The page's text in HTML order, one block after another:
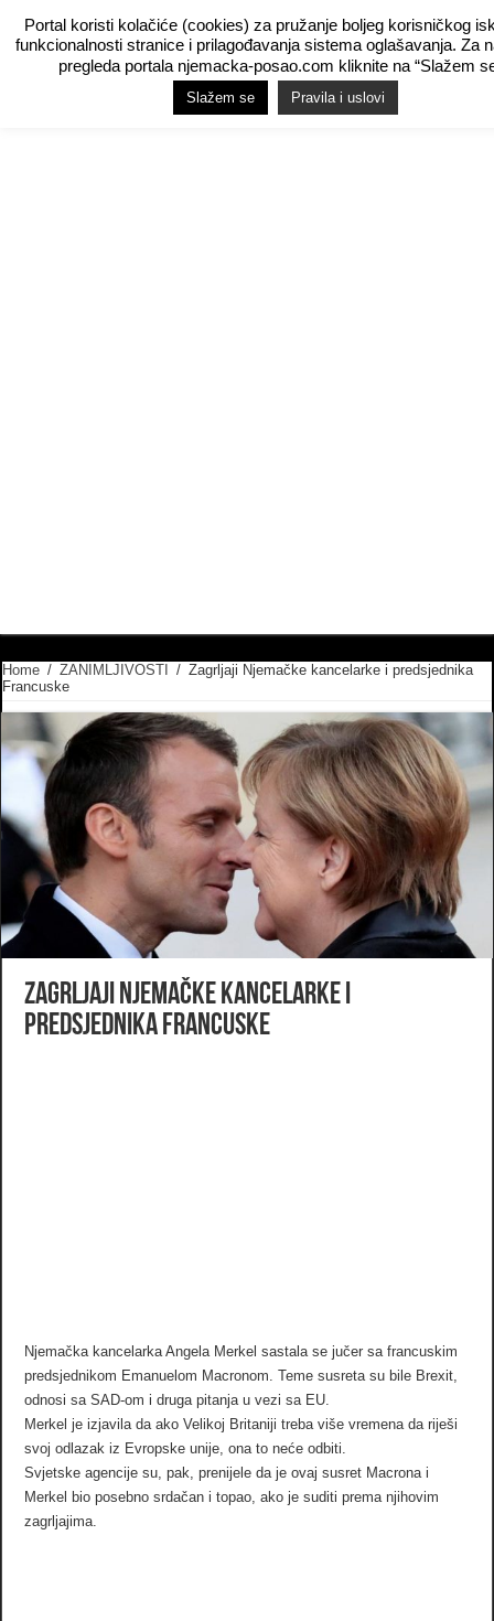
Home / ZANIMLJIVOSTI / Zagrljaji Njemačke kancelarke i predsjednika
Francuske
Zagrljaji Njemačke kancelarke i
predsjednika Francuske
Njemačka kancelarka Angela Merkel sastala se jučer sa francuskim
predsjednikom Emanuelom Macronom. Teme susreta su bile Brexit,
odnosi sa SAD-om i druga pitanja u vezi sa EU.
Merkel je izjavila da ako Velikoj Britaniji treba više vremena da riješi
svoj odlazak iz Evropske unije, ona to neće odbiti.
Svjetske agencije su, pak, prenijele da je ovaj susret Macrona i
Merkel bio posebno srdačan i topao, ako je suditi prema njihovim
zagrljajima.
Portal koristi kolačiće (cookies) za pružanje boljeg korisničkog
funkcionalnosti stranice i prilagođavanja sistema oglašavanja. Za
pregleda portala njemacka-posao.com kliknite na “Slažem
Slažem se Pravila i uslovi